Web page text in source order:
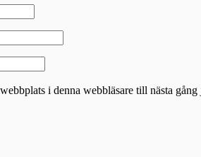
i denna webbläsare till nästa